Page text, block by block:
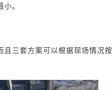
。
三套方案可以根据现场情况